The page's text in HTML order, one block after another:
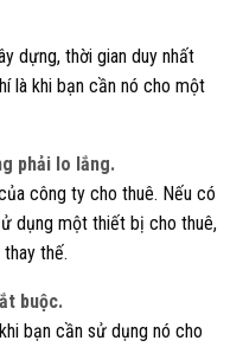
dựng, thời gian duy nhất
là khi bạn cần nó cho một
phải lo lắng.
công ty cho thuê. Nếu có
dụng một thiết bị cho thuê,
thế.
buộc.
bạn cần sử dụng nó cho